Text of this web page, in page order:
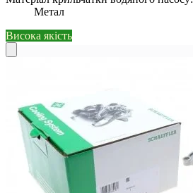
Метал
Висока якість